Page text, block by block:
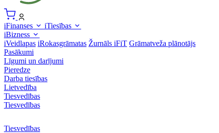
iFinanses
iTiesības
iBizness
iVeidlapas iRokasgrāmatas Žurnāls iFiT Grāmatveža plānotājs
Pasākumi
Līgumi un darījumi
Pieredze
Darba tiesības
Lietvedība
Tiesvedības
Tiesvedības
Tiesvedības